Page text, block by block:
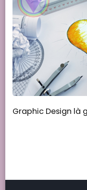
Graphic Design là